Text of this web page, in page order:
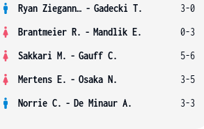
Ryan Ziegann S. - Gadecki T.
3-0
Brantmeier R. - Mandlik E.
0-3
Sakkari M. - Gauff C.
5-6
Mertens E. - Osaka N.
3-5
Norrie C. - De Minaur A. 3-3